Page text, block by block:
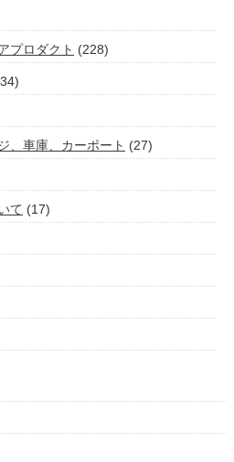
プロダクト (228)
、車庫、カーポート (27)
て (17)